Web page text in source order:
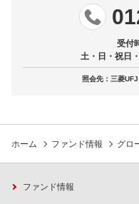
受付
土・日・祝日
照会先：三菱
ホーム ファンド情報 グロ
ファンド情報